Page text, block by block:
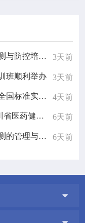
全省鼠疫及炭疽等人畜共患疾病监测与防控培训班顺利举办 3天前
班顺利举办 3天前
四川省疾病预防控制中心成功入选全国标准实施监测点 4天前
省疾控中心“LucaHIV智链”入选四川省医药健康产业应用场景名录并进行现场展演 6天前
四川省疾控中心成功举办传染病监测的管理与质量控制专题学术讲座 6天前
